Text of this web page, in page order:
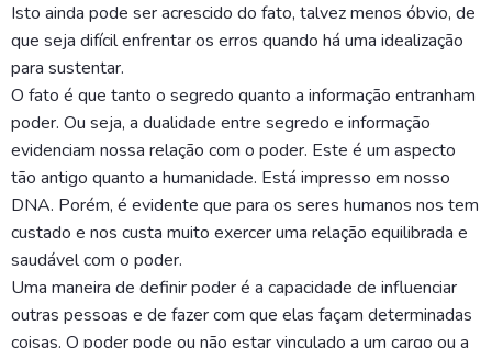
Isto ainda pode ser acrescido do fato, talvez menos óbvio, de
que seja difícil enfrentar os erros quando há uma idealização
para sustentar.
O fato é que tanto o segredo quanto a informação entranham
poder. Ou seja, a dualidade entre segredo e informação
evidenciam nossa relação com o poder. Este é um aspecto
tão antigo quanto a humanidade. Está impresso em nosso
DNA. Porém, é evidente que para os seres humanos nos tem
custado e nos custa muito exercer uma relação equilibrada e
saudável com o poder.
Uma maneira de definir poder é a capacidade de influenciar
outras pessoas e de fazer com que elas façam determinadas
coisas. O poder pode ou não estar vinculado a um cargo ou a